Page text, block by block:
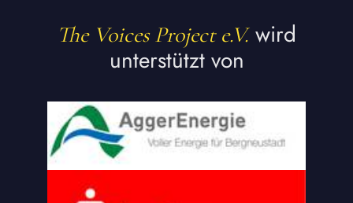
The Voices Project e.V. wird
unterstützt von